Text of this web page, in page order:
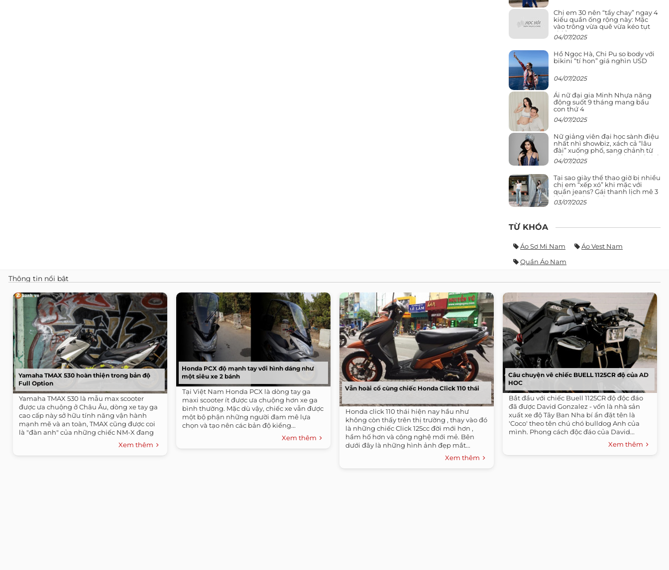
Chị em 30 nên “tẩy chay” ngay 4
kiểu quần ống rộng này: Mặc
vào trông vừa quê vừa kéo tụt
chiều cao
04/07/2025
Hồ Ngọc Hà, Chi Pu so body với
bikini “tí hon” giá nghìn USD
04/07/2025
Ái nữ đại gia Minh Nhựa năng
động suốt 9 tháng mang bầu
con thứ 4
04/07/2025
Nữ giảng viên đại học sành điệu
nhất nhì showbiz, xách cả “lâu
đài” xuống phố, sang chảnh từ
giảng đường ra phố khó ai đọ lại
04/07/2025
Tại sao giày thể thao giờ bị nhiều
chị em “xếp xó” khi mặc với
quần jeans? Gái thanh lịch mê 3
kiểu này hơn hẳn
03/07/2025
TỪ KHÓA
Áo Sơ Mi Nam
Áo Vest Nam
Quần Áo Nam
Thông tin nổi bật
Yamaha TMAX 530 hoàn thiện trong bản độ
Full Option
Yamaha TMAX 530 là mẫu max scooter
được ưa chuộng ở Châu Âu, dòng xe tay ga
cao cấp này sở hữu tính năng vận hành
mạnh mẽ và an toàn, TMAX cũng được coi
là "đàn anh" của những chiếc NM-X đang
Xem thêm
Honda PCX độ mạnh tay với hình dáng như
một siêu xe 2 bánh
Tại Việt Nam Honda PCX là dòng tay ga
maxi scooter ít được ưa chuộng hơn xe ga
bình thường. Mặc dù vậy, chiếc xe vẫn được
một bộ phận những người đam mê lựa
chọn và tạo nên các bản độ kiểng...
Xem thêm
Vẫn hoài cổ cùng chiếc Honda Click 110 thái
Honda click 110 thái hiện nay hầu như
không còn thấy trên thị trường , thay vào đó
là những chiếc Click 125cc đời mới hơn ,
hầm hố hơn và công nghệ mới mẻ. Bên
dưới đây là những hình ảnh đẹp mắt...
Xem thêm
Câu chuyện vê chiếc BUELL 1125CR độ của AD
HOC
Bắt đầu với chiếc Buell 1125CR độ độc đáo
đã được David Gonzalez - vốn là nhà sản
xuất xe độ Tây Ban Nha bí ẩn đặt tên là
'Coco' theo tên chú chó bulldog Anh của
mình. Phong cách độc đáo của David...
Xem thêm